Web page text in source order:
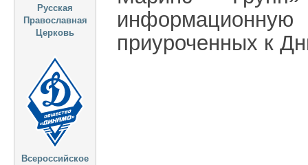
приуроченных к
Русская
Православная
Церковь
Всероссийское